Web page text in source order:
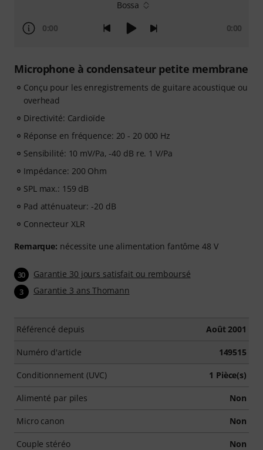
Bossa
0:00 0:00
Microphone à condensateur petite membrane
Conçu pour les enregistrements de guitare acoustique ou
overhead
Directivité: Cardioïde
Réponse en fréquence: 20 - 20 000 Hz
Sensibilité: 10 mV/Pa, -40 dB re. 1 V/Pa
Impédance: 200 Ohm
SPL max.: 159 dB
Pad atténuateur: -20 dB
Connecteur XLR
Remarque: nécessite une alimentation fantôme 48 V
30 Garantie 30 jours satisfait ou remboursé
3 Garantie 3 ans Thomann
Référencé depuis Août 2001
Numéro d'article 149515
Conditionnement (UVC) 1 Pièce(s)
Alimenté par piles Non
Micro canon Non
Couple stéréo Non